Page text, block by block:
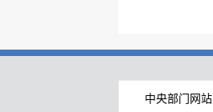
中央部门网站